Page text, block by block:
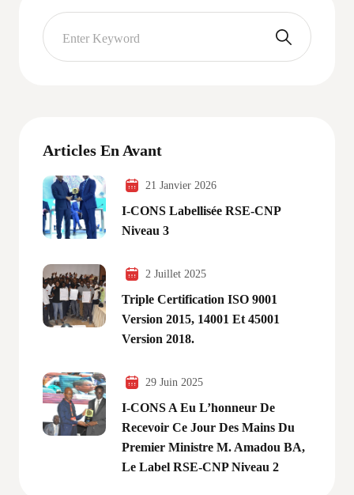
Articles En Avant
21 Janvier 2026
I-CONS Labellisée RSE-CNP
Niveau 3
2 Juillet 2025
Triple Certification ISO 9001
Version 2015, 14001 Et 45001
Version 2018.
29 Juin 2025
I-CONS A Eu L’honneur De
Recevoir Ce Jour Des Mains Du
Premier Ministre M. Amadou BA,
Le Label RSE-CNP Niveau 2